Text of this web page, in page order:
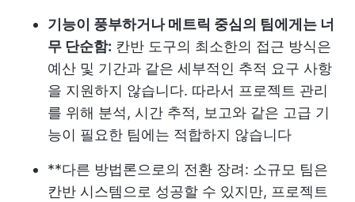
기능이 풍부하거나 메트릭 중심의 팀에게는 너
무 단순함: 칸반 도구의 최소한의 접근 방식은
예산 및 기간과 같은 세부적인 추적 요구 사항
을 지원하지 않습니다. 따라서 프로젝트 관리
를 위해 분석, 시간 추적, 보고와 같은 고급 기
능이 필요한 팀에는 적합하지 않습니다
**다른 방법론으로의 전환 장려: 소규모 팀은
칸반 시스템으로 성공할 수 있지만, 프로젝트